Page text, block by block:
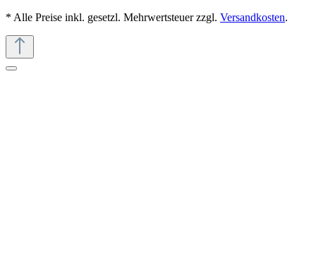
* Alle Preise inkl. gesetzl. Mehrwertsteuer zzgl. Versandkosten.